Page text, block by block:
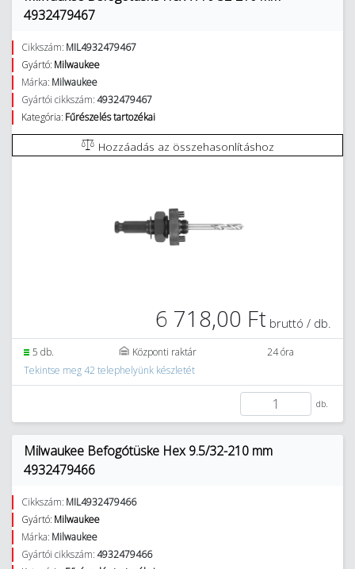
4932479467
Cikkszám: MIL4932479467
Gyártó: Milwaukee
Márka: Milwaukee
Gyártói cikkszám:4932479467
Kategória: Fűrészelés tartozékai
Hozzáadás az összehasonlításhoz
6 718,00 Ft bruttó / db.
5 db. Központi raktár
24 óra
Tekintse meg 42 telephelyünk készletét
db.
Milwaukee Befogótüske Hex 9.5/32-210 mm
4932479466
Cikkszám: MIL4932479466
Gyártó: Milwaukee
Márka: Milwaukee
Gyártói cikkszám:4932479466